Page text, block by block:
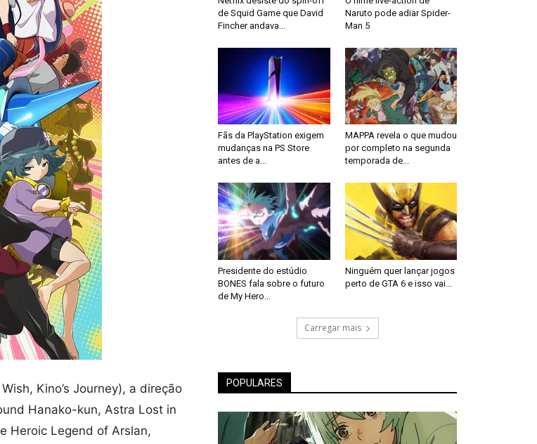
Kino’s Journey), a direção
Hanako-kun, Astra Lost in
Heroic Legend of Arslan,
de Squid Game que David
Fincher andava...
Naruto pode adiar Spider-
Man 5
Fãs da PlayStation exigem
mudanças na PS Store
antes de a...
MAPPA revela o que mudou
por completo na segunda
temporada de...
Presidente do estúdio
BONES fala sobre o futuro
de My Hero...
Ninguém quer lançar jogos
perto de GTA 6 e isso vai...
Carregar mais
POPULARES